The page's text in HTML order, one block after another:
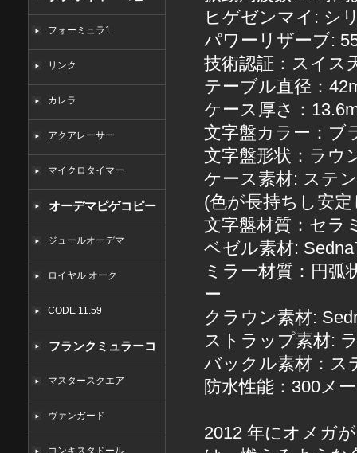
フォーミュラ1
リンク
カレラ
アクアレーサー
マイクロタイマー
オーデマピゲコピー
ジュールオーデマ
ロイヤル オーク
CODE 11.59
フランクミュラーコ
ピーマスタースクエア
ヴァンガード
コンキスタドール
ヒゲゼンマイ: シ
パワーリザーブ:
技術認証：スイス
テーブル直径：
ケース厚さ：
文字盤カラー：ブ
文字盤形状：ラウ
ケース素材: ステ
(色が長持ちし安
文字盤材質：セラ
ベゼル素材:
ミラー材質：円弧
ー
クラウン素材:
ストラップ素材:
バックル素材：ス
防水性能：300メ
2012 年にオメガ